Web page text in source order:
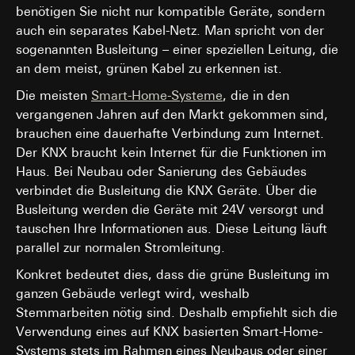
benötigen Sie nicht nur kompatible Geräte, sondern
auch ein separates Kabel-Netz. Man spricht von der
sogenannten Busleitung – einer speziellen Leitung, die
an dem meist, grünen Kabel zu erkennen ist.
Die meisten Smart-Home-Systeme, die in den
vergangenen Jahren auf den Markt gekommen sind,
brauchen eine dauerhafte Verbindung zum Internet.
Der KNX braucht kein Internet für die Funktionen im
Haus. Bei Neubau oder Sanierung des Gebäudes
verbindet die Busleitung die KNX Geräte. Über die
Busleitung werden die Geräte mit 24V versorgt und
tauschen Ihre Informationen aus. Diese Leitung läuft
parallel zur normalen Stromleitung.
Konkret bedeutet dies, dass die grüne Busleitung im
ganzen Gebäude verlegt wird, weshalb
Stemmarbeiten nötig sind. Deshalb empfiehlt sich die
Verwendung eines auf KNX basierten Smart-Home-
Systems stets im Rahmen eines Neubaus oder einer
Datenverarbeitungszwecke: Darstellung von Videos
Kategorien personenbezogener Daten: IP-Adresse, Datum
nebst Uhrzeit sowie die besuchte Internetseite
Rechtsgrundlage und ggf. verfolgte berechtigte Interessen:
Folgeverarbeitung der personenbezogenen Daten: Art. 6
Abs. 1 lit. a DSGVO
Informationen dazu, wie Google Ihre
Daten verarbeitet, finden Sie unter
https://business.safety.google/privacy
Drittlandübermittlung:
Drittland: USA
Angemessenheitsbeschluss/Garantien/
Standardvertragsklauseln, Kopie zu erfragen bei
Gira Giersiepen GmbH & Co. KG
Abs. 1 lit. a DSGVO
Lebensdauer des Cookies:
länger als 12 Monate
interne Abteilungen, soweit Zugriff für
erforderlich
Google Ireland Ltd, Google LLC (USA)
Informationen dazu, wie Google Ihre
https://business.safety.google/privacy
Drittlandübermittlung:
Drittland: USA
Angemessenheitsbeschluss/Garantien/
Standardvertragsklauseln, Kopie zu erfragen bei
Gira Giersiepen GmbH & Co. KG, Einwilligung gem. Art.
Abs. 1 lit. a DSGVO
Lebensdauer des Cookies:
90 Tage
Datenverarbeitungszwecke:
Auswertung der Website-Nutzung, Messung und
Optimierung von Werbekampagnen
Durch das Tracking der Nutzung von Gira Angeboten,